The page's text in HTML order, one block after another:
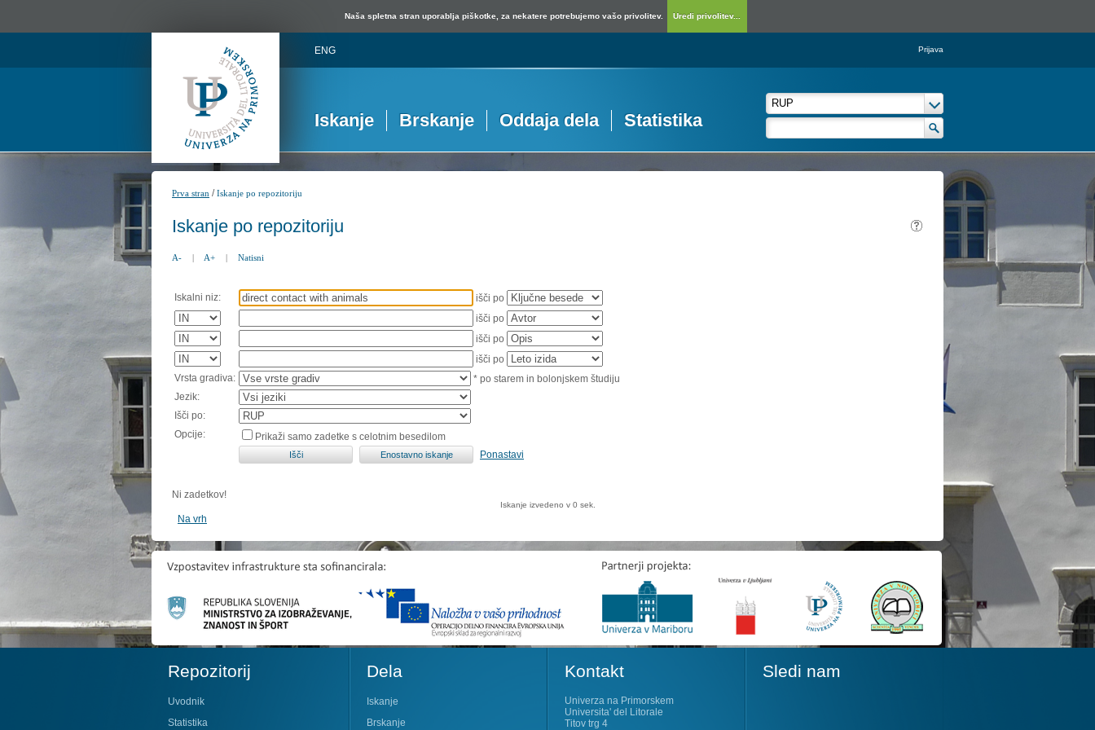
Naša spletna stran uporablja piškotke, za nekatere potrebujemo vašo privolitev. Uredi privolitev...
ENG Prijava
Iskanje Brskanje Oddaja dela Statistika
Prva stran /Iskanje po repozitoriju
Iskanje po repozitoriju
A- | A+ | Natisni
Iskalni niz:
išči po
išči po
išči po
išči po
Vrsta gradiva:
* po starem in bolonjskem študiju
Jezik:
Išči po:
Opcije:
Prikaži samo zadetke s celotnim besedilom
Ponastavi
Ni zadetkov!
Iskanje izvedeno v 0 sek.
Na vrh
Repozitorij
Uvodnik
Statistika
Dela
Iskanje
Brskanje
Kontakt
Univerza na Primorskem
Universita' del Litorale
Titov trg 4
Sledi nam